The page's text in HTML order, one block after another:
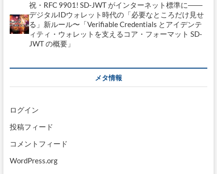
祝・RFC 9901! SD-JWT がインターネット標準に――
デジタルIDウォレット時代の「必要なところだけ見せ
る」新ルール〜「Verifiable Credentials とアイデンテ
ィティ・ウォレットを支えるコア・フォーマット SD-
JWT の概要」
メタ情報
ログイン
投稿フィード
コメントフィード
WordPress.org